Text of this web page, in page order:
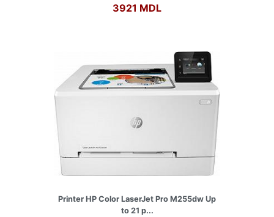
3921 MDL
Printer HP Color LaserJet Pro M255dw Up
to 21 p...